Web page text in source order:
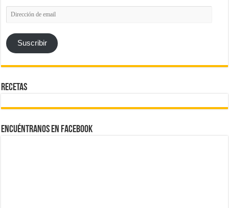
Dirección
de
email
Suscribir
Recetas
Encuéntranos en Facebook